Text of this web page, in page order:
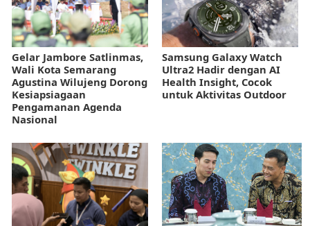
Gelar Jambore Satlinmas,
Wali Kota Semarang
Agustina Wilujeng Dorong
Kesiapsiagaan
Pengamanan Agenda
Nasional
Samsung Galaxy Watch
Ultra2 Hadir dengan AI
Health Insight, Cocok
untuk Aktivitas Outdoor